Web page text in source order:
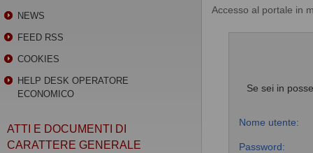
Accesso al portale in
Se sei in
Nome utente:
Password:
NEWS
FEED RSS
COOKIES
HELP DESK OPERATORE
ECONOMICO
ATTI E DOCUMENTI DI
CARATTERE GENERALE